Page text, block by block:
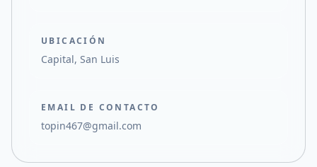
UBICACIÓN
Capital, San Luis
EMAIL DE CONTACTO
topin467@gmail.com